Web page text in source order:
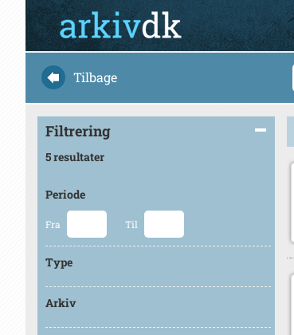
Tilbage
Filtrering
5 resultater
Periode
Fra Til
Type
Arkiv